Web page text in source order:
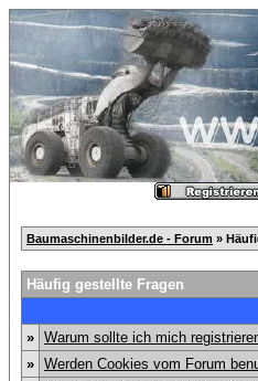
Baumaschinenbilder.de - Forum »
Häufig gestellte Fragen
» Warum sollte ich mich
» Werden Cookies vom Forum